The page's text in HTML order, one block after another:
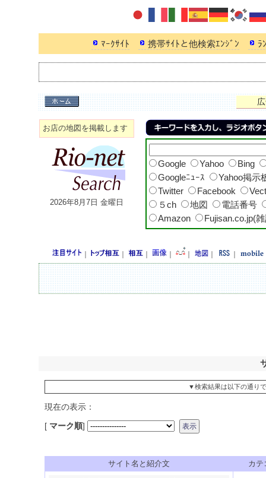
ﾏｰｸｻｲﾄ 携帯ｻｲﾄと他検索ｴﾝｼﾞﾝ ﾗ
お店の地図を掲載します
2026年8月7日 金曜日
Google Yahoo
Bing
Googleﾆｭｰｽ
Yahoo掲示
Twitter
Facebook
５ch
地図
電話番号
Amazon
Fujisan.co.jp(
｜ ｜ ｜ ｜ ｜
▼検索結果は以下の通り
現在の表示：
[ マーク順]
サイト名と紹介文 カテ